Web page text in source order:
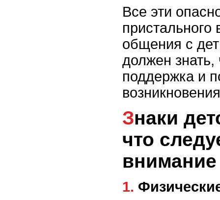
Все эти
общения с
должен знать,
поддержка и
Знаки детского насилия:
что
внимание
1.